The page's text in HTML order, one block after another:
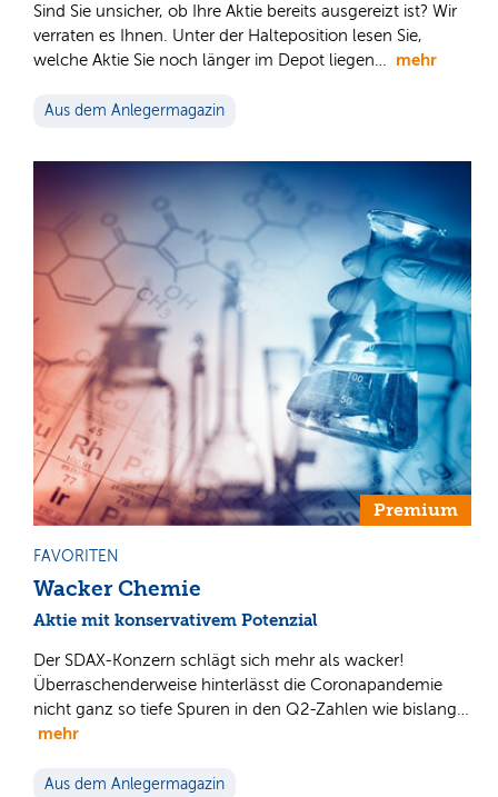
Sind Sie unsicher, ob Ihre Aktie bereits ausgereizt ist? Wir
verraten es Ihnen. Unter der Halteposition lesen Sie,
welche Aktie Sie noch länger im Depot liegen… mehr
Aus dem Anlegermagazin
Premium
FAVORITEN
Wacker Chemie
Aktie mit konservativem Potenzial
Der SDAX-Konzern schlägt sich mehr als wacker!
Überraschenderweise hinterlässt die Coronapandemie
nicht ganz so tiefe Spuren in den Q2-Zahlen wie bislang…
mehr
Aus dem Anlegermagazin